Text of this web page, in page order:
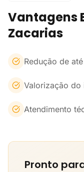
Vantagens
Zacarias
Redução de
Valorização do
Atendimento
Pronto